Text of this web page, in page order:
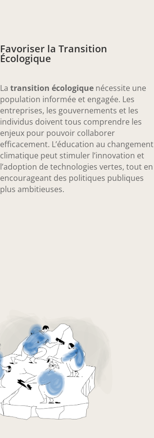
Favoriser la Transition
Écologique
La transition écologiquenécessite une
population informée et engagée. Les
entreprises, les gouvernements et les
individus doivent tous comprendre les
enjeux pour pouvoir collaborer
efficacement. L’éducation au changement
climatique peut stimuler l’innovation et
l’adoption de technologies vertes, tout en
encourageant des politiques publiques
plus ambitieuses.